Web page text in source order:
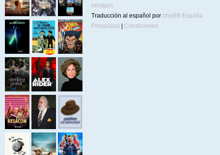
nextgen
Traducción al español por phpBB España
Privacidad | Condiciones